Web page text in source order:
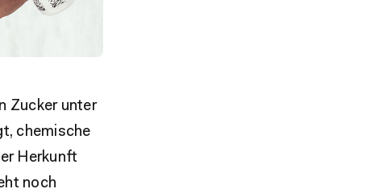
Zucker unter
chemische
Herkunft
noch